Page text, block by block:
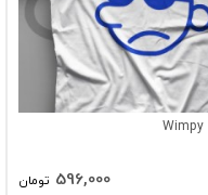
596,000 تومان